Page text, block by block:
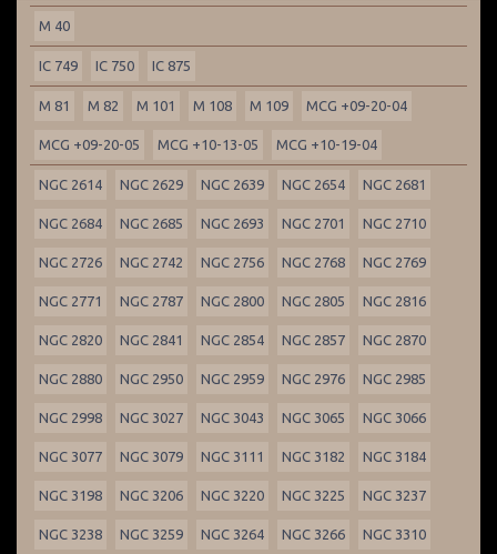
M 40
IC 749 IC 750 IC 875
M 81 M 82 M 101 M 108 M 109 MCG +09-20-04
MCG +09-20-05 MCG +10-13-05 MCG +10-19-04
NGC 2614 NGC 2629 NGC 2639 NGC 2654 NGC 2681
NGC 2684 NGC 2685 NGC 2693 NGC 2701 NGC 2710
NGC 2726 NGC 2742 NGC 2756 NGC 2768 NGC 2769
NGC 2771 NGC 2787 NGC 2800 NGC 2805 NGC 2816
NGC 2820 NGC 2841 NGC 2854 NGC 2857 NGC 2870
NGC 2880 NGC 2950 NGC 2959 NGC 2976 NGC 2985
NGC 2998 NGC 3027 NGC 3043 NGC 3065 NGC 3066
NGC 3077 NGC 3079 NGC 3111 NGC 3182 NGC 3184
NGC 3198 NGC 3206 NGC 3220 NGC 3225 NGC 3237
NGC 3238 NGC 3259 NGC 3264 NGC 3266 NGC 3310